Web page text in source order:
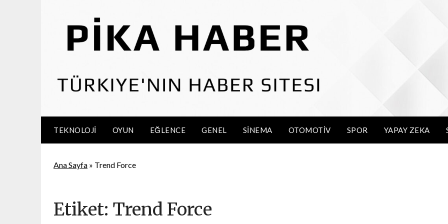
TEKNOLOJI OYUN EĞLENCE GENEL SINEMA OTOMOTIV SPOR YAPAY ZEKA
Ana Sayfa » Trend Force
Etiket: Trend Force